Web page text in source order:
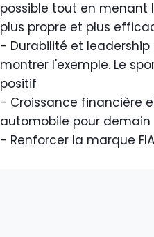
possible tout en menant
plus propre et plus
- Durabilité et
montrer l'exemple. Le
positif
- Croissance financière
automobile pour demain
- Renforcer la marque